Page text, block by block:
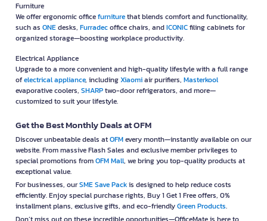
Furniture
We offer ergonomic officefurniturethat blends comfort and functionality,
such as ONEdesks, Furradecoffice chairs, andICONICfiling cabinets for
organized storage—boosting workplace productivity.
Electrical Appliance
Upgrade to a more convenient and high-quality lifestyle with a full range
ofelectrical appliance, includingXiaomiair purifiers, Masterkool
evaporative coolers, SHARPtwo-door refrigerators, and more—
customized to suit your lifestyle.
Get the Best Monthly Deals at OFM
Discover unbeatable deals atOFMevery month—instantly available on our
website. From massive Flash Sales and exclusive member privileges to
special promotions fromOFM Mall, we bring you top-quality products at
exceptional value.
For businesses, ourSME Save Packis designed to help reduce costs
efficiently. Enjoy special purchase rights, Buy 1 Get 1 Free offers, 0%
installment plans, exclusive gifts, and eco-friendlyGreen Products.